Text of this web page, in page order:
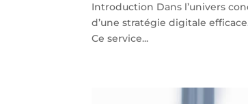
Introduction Dans l’univers
d’une stratégie digitale
Ce service...